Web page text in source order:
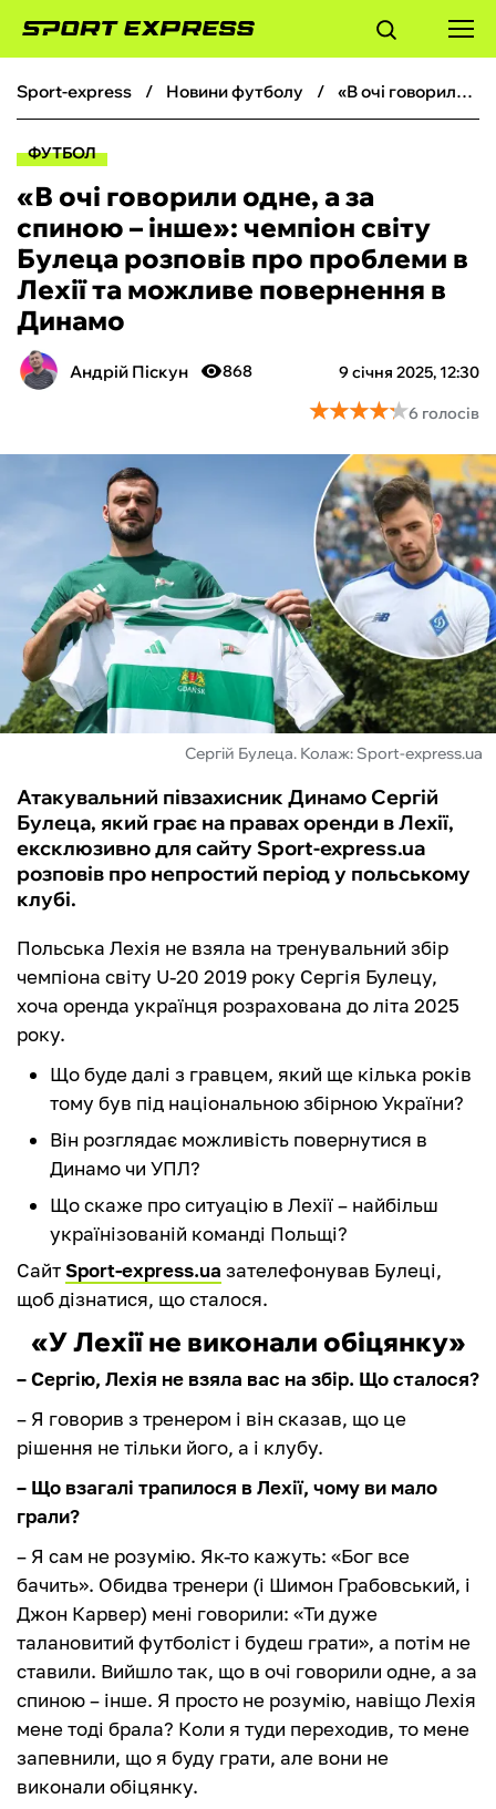
ФУТБОЛ
БОКС
ХОКЕЙ
ТЕНІС
ФУТЗАЛ
ІНШІ
БУКМЕКЕРИ
sport-express новини футболу «В очі говорили одне, а за спиною – інше»: чемпіон світу Булеца розповів про проблеми в Лехії та можливе повернення в Динамо
ФУТБОЛ
«В очі говорили одне, а за
спиною – інше»: чемпіон світу
Булеца розповів про проблеми в
Лехії та можливе повернення в
Динамо
Андрій Піскун 9 січня 2025, 12:30
868
★★★★★
★★★★★6 голосів
Сергій Булеца. Колаж: Sport-express.ua
Атакувальний півзахисник Динамо Сергій
Булеца, який грає на правах оренди в Лехії,
ексклюзивно для сайту Sport-express.ua
розповів про непростий період у польському
клубі.
Польська Лехія не взяла на тренувальний збір
чемпіона світу U-20 2019 року Сергія Булецу,
хоча оренда українця розрахована до літа 2025
року.
Що буде далі з гравцем, який ще кілька років
тому був під національною збірною України?
Він розглядає можливість повернутися в
Динамо чи УПЛ?
Що скаже про ситуацію в Лехії – найбільш
українізованій команді Польщі?
Сайт Sport-express.ua зателефонував Булеці,
щоб дізнатися, що сталося.
«У Лехії не виконали обіцянку»
– Сергію, Лехія не взяла вас на збір. Що сталося?
– Я говорив з тренером і він сказав, що це
рішення не тільки його, а і клубу.
– Що взагалі трапилося в Лехії, чому ви мало
грали?
– Я сам не розумію. Як-то кажуть: «Бог все
бачить». Обидва тренери (і Шимон Грабовський, і
Джон Карвер) мені говорили: «Ти дуже
талановитий футболіст і будеш грати», а потім не
ставили. Вийшло так, що в очі говорили одне, а за
спиною – інше. Я просто не розумію, навіщо Лехія
мене тоді брала? Коли я туди переходив, то мене
запевнили, що я буду грати, але вони не
виконали обіцянку.